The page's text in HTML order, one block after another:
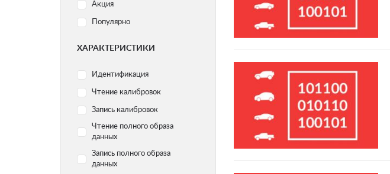
Volvo
Acura
Chery
Yamaha
Chevrolet
Citroen
Geely
Акция
Популярно
ХАРАКТЕРИСТИКИ
Идентификация
Чтение калибровок
Запись калибровок
Чтение полного образа
данных
Запись полного образа
данных